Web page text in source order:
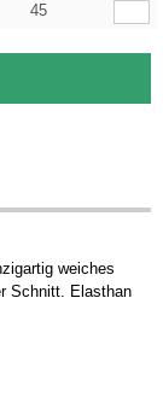
45
weiches
Schnitt. Elasthan